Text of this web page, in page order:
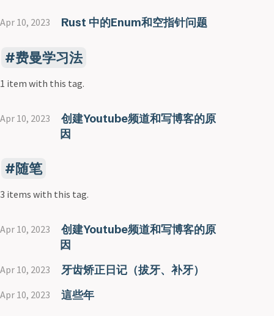
Apr 10, 2023 Rust 中的Enum和空指针问题
费曼学习法
1 item with this tag.
Apr 10, 2023
创建Youtube频道和写博客的原
因
随笔
3 items with this tag.
Apr 10, 2023
创建Youtube频道和写博客的原
因
Apr 10, 2023 牙齿矫正日记（拔牙、补牙）
Apr 10, 2023 這些年